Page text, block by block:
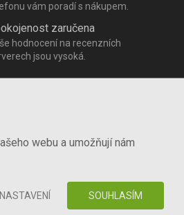
webu a umožňují nám
SOUHLASÍM
vám poradí s nákupem.
zaručena
hodnocení na recenzních
jsou vysoká.